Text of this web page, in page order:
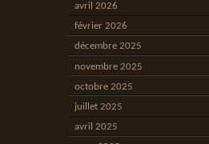
avril 2026
février 2026
décembre 2025
novembre 2025
octobre 2025
juillet 2025
avril 2025